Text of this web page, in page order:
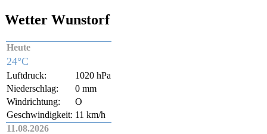
Wetter Wunstorf
Heute
24°C
Luftdruck:
1020 hPa
Niederschlag:
0 mm
Windrichtung:
O
Geschwindigkeit: 11 km/h
11.08.2026